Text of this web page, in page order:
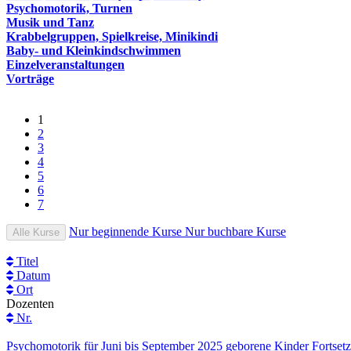
Psychomotorik, Turnen
Musik und Tanz
Krabbelgruppen, Spielkreise, Minikindi
Baby- und Kleinkindschwimmen
Einzelveranstaltungen
Vorträge
1
2
3
4
5
6
7
Alle Kurse Nur beginnende Kurse Nur buchbare Kurse
Titel
Datum
Ort
Dozenten
Nr.
Psychomotorik für Juni bis September 2025 geborene Kinder